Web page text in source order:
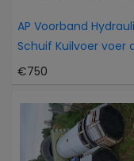
AP Voorband
Schuif Kuilvoer voer
€750